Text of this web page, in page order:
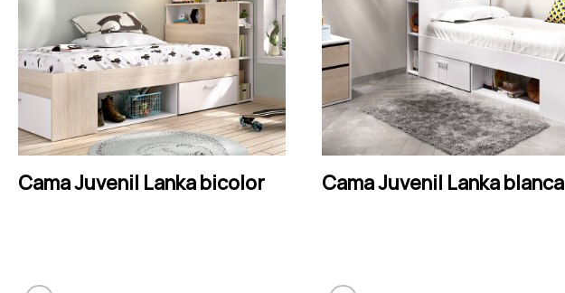
Cama Juvenil Lanka bicolor
LEER MÁS Cama Juvenil Lanka blanca
LEER MÁS